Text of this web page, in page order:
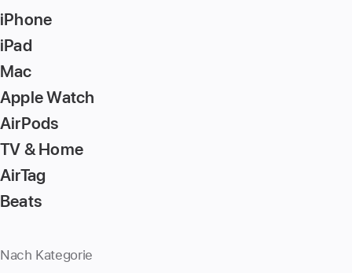
iPhone
iPad
Mac
Apple Watch
AirPods
TV & Home
AirTag
Beats
Nach Kategorie